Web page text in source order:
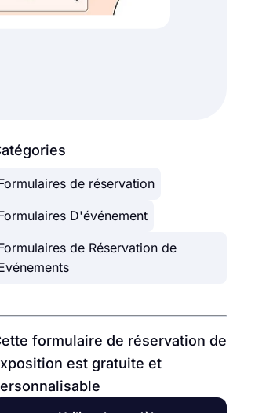
de réservation
D'événement
de Réservation de
formulaire de réservation de
est gratuite et